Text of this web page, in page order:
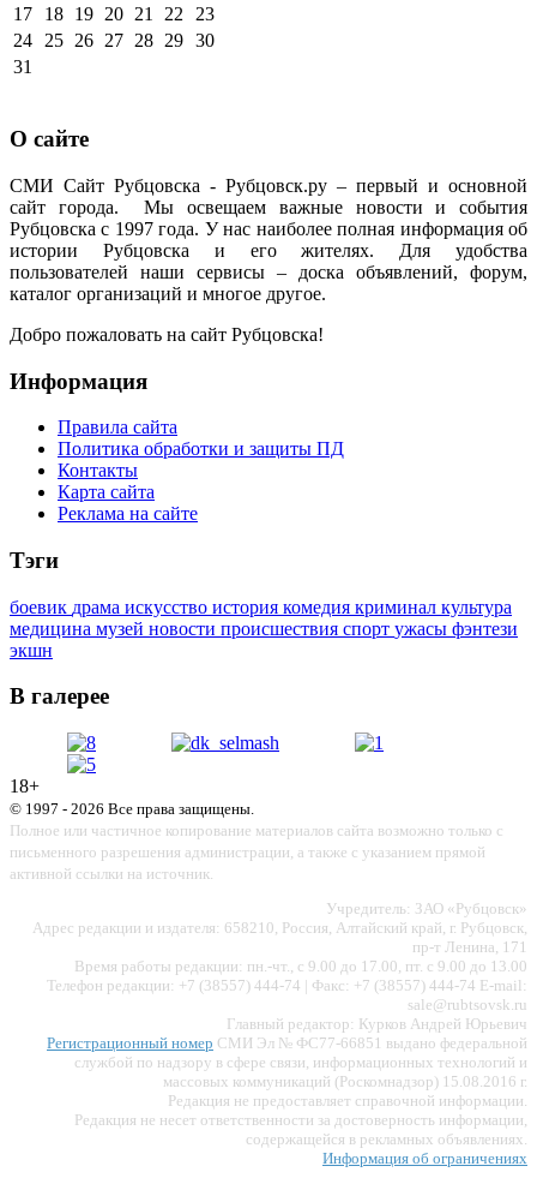
17
18 19 20 21 22
23
24
25 26 27 28 29 30
31
О сайте
СМИ Сайт Рубцовска - Рубцовск.ру – первый и основной
сайт города. Мы освещаем важные новости и события
Рубцовска с 1997 года. У нас наиболее полная информация об
истории Рубцовска и его жителях. Для удобства
пользователей наши сервисы – доска объявлений, форум,
каталог организаций и многое другое.
Добро пожаловать на сайт Рубцовска!
Информация
Правила сайта
Политика обработки и защиты ПД
Контакты
Карта сайта
Реклама на сайте
Тэги
боевик драма искусство история комедия криминал культура
медицина музей новости происшествия спорт ужасы фэнтези
экшн
В галерее
18+
© 1997 - 2026 Все права защищены.
Полное или частичное копирование материалов сайта возможно только с
письменного разрешения администрации, а также с указанием прямой
активной ссылки на источник.
Учредитель: ЗАО «Рубцовск»
Адрес редакции и издателя: 658210, Россия, Алтайский край, г. Рубцовск,
пр-т Ленина, 171
Время работы редакции: пн.-чт., с 9.00 до 17.00, пт. с 9.00 до 13.00
Телефон редакции: +7 (38557) 444-74 | Факс: +7 (38557) 444-74 E-mail:
sale@rubtsovsk.ru
Главный редактор: Курков Андрей Юрьевич
Регистрационный номер СМИ Эл № ФС77-66851 выдано федеральной
службой по надзору в сфере связи, информационных технологий и
массовых коммуникаций (Роскомнадзор) 15.08.2016 г.
Редакция не предоставляет справочной информации.
Редакция не несет ответственности за достоверность информации,
содержащейся в рекламных объявлениях.
Информация об ограничениях